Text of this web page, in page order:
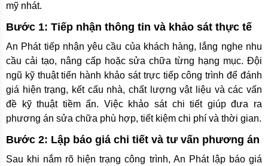
mỹ nhát.
Bước 1: Tiếp nhận thông tin và khảo sát thực tế
An Phát tiếp nhận yêu cầu của khách hàng, lắng nghe nhu
cầu cải tạo, nâng cấp hoặc sửa chữa từng hạng mục. Đội
ngũ kỹ thuật tiến hành khảo sát trực tiếp công trình để đánh
giá hiện trạng, kết cấu nhà, chất lượng vật liệu và các vấn
đề kỹ thuật tiềm ẩn. Việc khảo sát chi tiết giúp đưa ra
phương án sửa chữa phù hợp, tiết kiệm chi phí và thời gian.
Bước 2: Lập báo giá chi tiết và tư vấn phương án
Sau khi nắm rõ hiện trạng công trình, An Phát lập báo giá